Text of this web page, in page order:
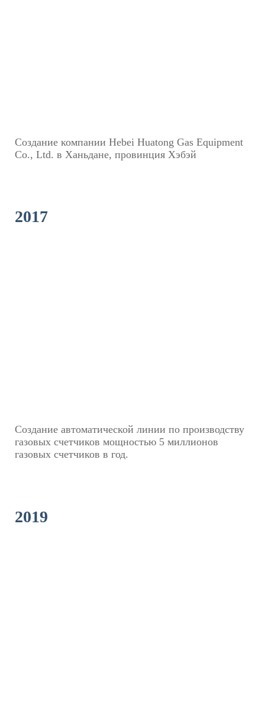
Создание компании Hebei Huatong Gas Equipment
Co., Ltd. в Ханьдане, провинция Хэбэй
2017
Создание автоматической линии по производству
газовых счетчиков мощностью 5 миллионов
газовых счетчиков в год.
2019